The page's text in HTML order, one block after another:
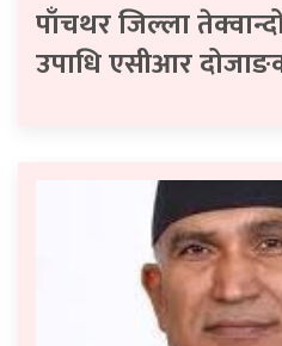
पाँचथर जिल्ला
उपाधि एसीआर